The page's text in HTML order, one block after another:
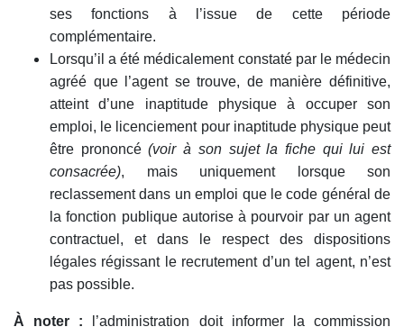
ses fonctions à l’issue de cette période
complémentaire.
Lorsqu’il a été médicalement constaté par le médecin
agréé que l’agent se trouve, de manière définitive,
atteint d’une inaptitude physique à occuper son
emploi, le licenciement pour inaptitude physique peut
être prononcé(voir à son sujet la fiche qui lui est
consacrée), mais uniquement lorsque son
reclassement dans un emploi que le code général de
la fonction publique autorise à pourvoir par un agent
contractuel, et dans le respect des dispositions
légales régissant le recrutement d’un tel agent, n’est
pas possible.
À noter : l’administration doit informer la commission